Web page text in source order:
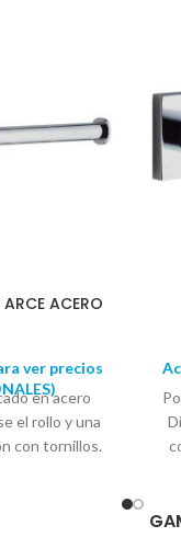
ACERO
ver precios
en acero
el rollo y una
con tornillos.
28,5cm